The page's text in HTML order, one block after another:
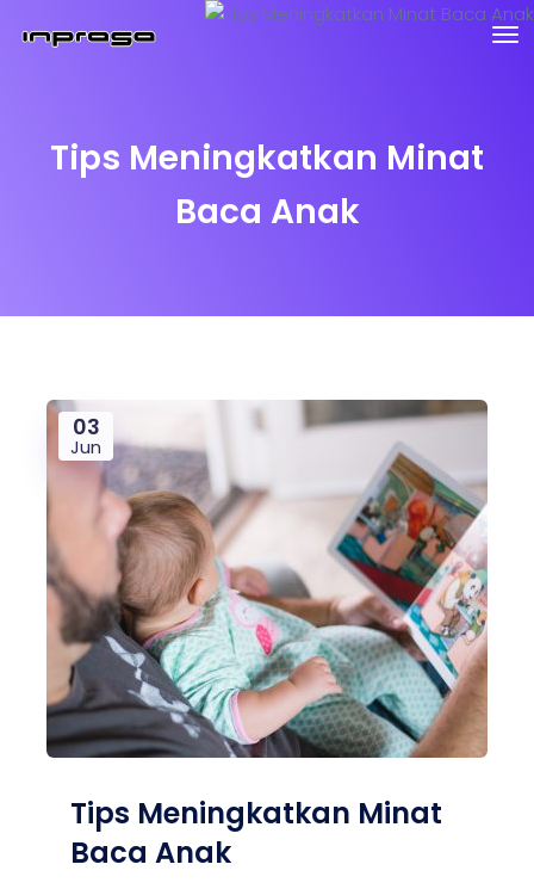
Tips Meningkatkan Minat
Baca Anak
03
Jun
Tips Meningkatkan Minat
Baca Anak